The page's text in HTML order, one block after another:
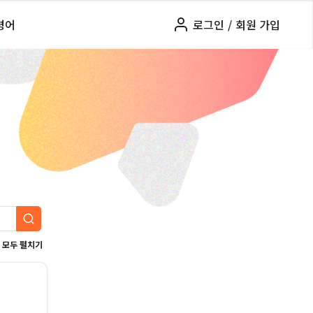
어 로그인 / 회원 가입
모두 펼치기